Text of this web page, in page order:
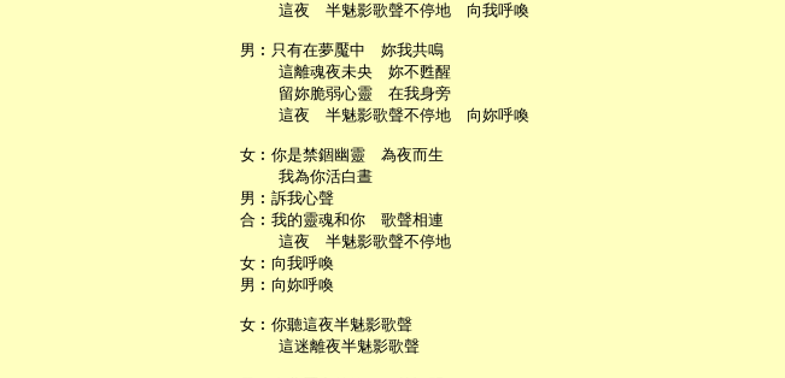
       這夜　半魅影歌聲不停地　向我呼喚
   男︰只有在夢魘中　妳我共鳴
       這離魂夜未央　妳不甦醒
       留妳脆弱心靈　在我身旁
       這夜　半魅影歌聲不停地　向妳呼喚
   女︰你是禁錮幽靈　為夜而生
       我為你活白晝
   男︰訴我心聲
   合︰我的靈魂和你　歌聲相連
       這夜　半魅影歌聲不停地
   女︰向我呼喚
   男︰向妳呼喚
   女︰你聽這夜半魅影歌聲
       這迷離夜半魅影歌聲